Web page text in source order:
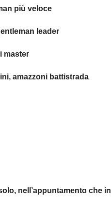
più veloce
leader
master
amazzoni battistrada
nell’appuntamento che